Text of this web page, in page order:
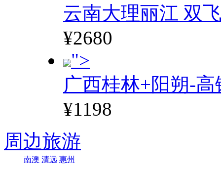
云南大理丽江 双
¥2680
">
广西桂林+阳朔-高
¥1198
周边旅游
南澳 清远 惠州